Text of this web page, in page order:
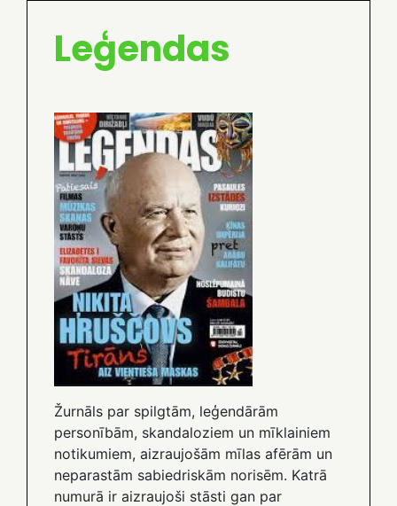
Leģendas
Žurnāls par spilgtām, leģendārām
personībām, skandaloziem un mīklainiem
notikumiem, aizraujošām mīlas afērām un
neparastām sabiedriskām norisēm. Katrā
numurā ir aizraujoši stāsti gan par